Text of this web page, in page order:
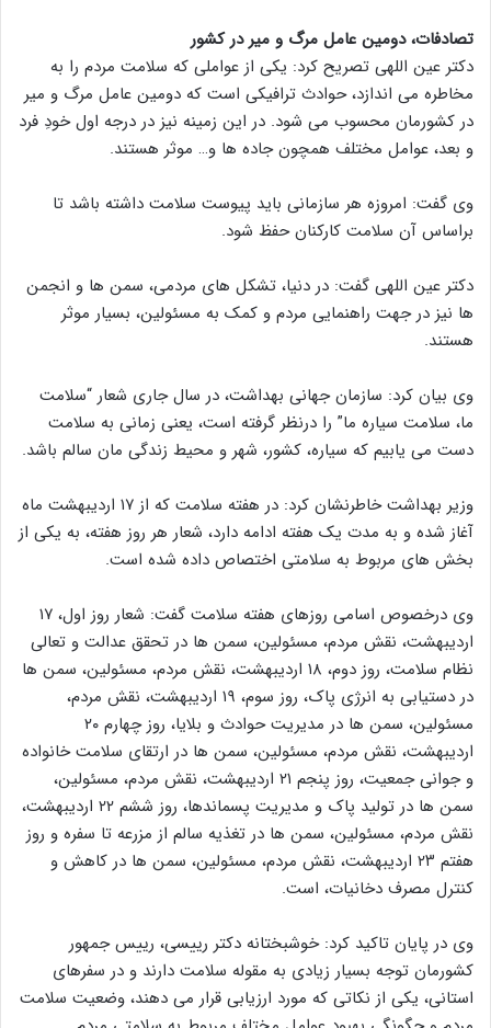
تصادفات، دومین عامل مرگ و میر در کشور
دکتر عین اللهی تصریح کرد: یکی از عواملی که سلامت مردم را به
مخاطره می اندازد، حوادث ترافیکی است که دومین عامل مرگ و میر
در کشورمان محسوب می شود. در این زمینه نیز در درجه اول خودِ فرد
و بعد، عوامل مختلف همچون جاده ها و… موثر هستند.
وی گفت: امروزه هر سازمانی باید پیوست سلامت داشته باشد تا
براساس آن سلامت کارکنان حفظ شود.
دکتر عین اللهی گفت: در دنیا، تشکل های مردمی، سمن ها و انجمن
ها نیز در جهت راهنمایی مردم و کمک به مسئولین، بسیار موثر
هستند.
وی بیان کرد: سازمان جهانی بهداشت، در سال جاری شعار “سلامت
ما، سلامت سیاره ما” را درنظر گرفته است، یعنی زمانی به سلامت
دست می یابیم که سیاره، کشور، شهر و محیط زندگی مان سالم باشد.
وزیر بهداشت خاطرنشان کرد: در هفته سلامت که از ۱۷ اردیبهشت ماه
آغاز شده و به مدت یک هفته ادامه دارد، شعار هر روز هفته، به یکی از
بخش های مربوط به سلامتی اختصاص داده شده است.
وی درخصوص اسامی روزهای هفته سلامت گفت: شعار روز اول، ۱۷
اردیبهشت، نقش مردم، مسئولین، سمن‌ ها در تحقق عدالت و تعالی
نظام سلامت، روز دوم، ۱۸ اردیبهشت، نقش مردم، مسئولین، سمن‌ ها
در دستیابی به انرژی پاک، روز سوم، ۱۹ اردیبهشت، نقش مردم،
مسئولین، سمن‌ ها در مدیریت حوادث و بلایا، روز چهارم ۲۰
اردیبهشت، نقش مردم، مسئولین، سمن‌ ها در ارتقای سلامت خانواده
و جوانی جمعیت، روز پنجم ۲۱ اردیبهشت، نقش مردم، مسئولین،
سمن ‌ها در تولید پاک و مدیریت پسماندها، روز ششم ۲۲ اردیبهشت،
نقش مردم، مسئولین، سمن‌ ها در تغذیه سالم از مزرعه تا سفره و روز
هفتم ۲۳ اردیبهشت، نقش مردم، مسئولین، سمن‌ ها در کاهش و
کنترل مصرف دخانیات، است.
وی در پایان تاکید کرد: خوشبختانه دکتر رییسی، رییس جمهور
کشورمان توجه بسیار زیادی به مقوله سلامت دارند و در سفرهای
استانی، یکی از نکاتی که مورد ارزیابی قرار می دهند، وضعیت سلامت